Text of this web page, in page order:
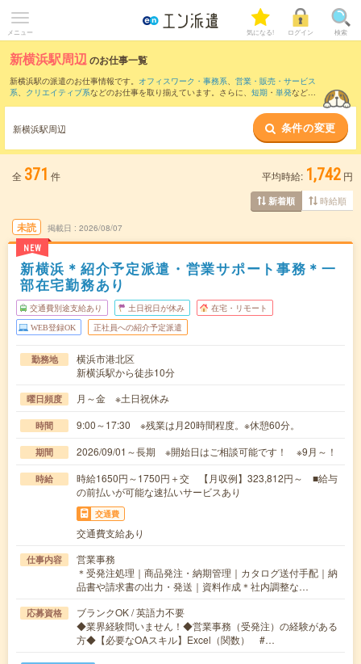
メニュー 気になる! ログイン 検索
新横浜駅周辺のお仕事一覧
新横浜駅の派遣のお仕事情報です。 オフィスワーク・事務系、 営業・販売・サービス
系、 クリエイティブ系などのお仕事を取り揃えています。さらに、 短期 ・ 単発などの
また、横浜駅・
など近隣駅のお仕事
もご確認いただけます。
新横浜駅周辺 条件の変更
全 371 件 平均時給: 1,742 円
新着順 時給順
未読
NEW
掲載日 2026/08/07
新横浜＊紹介予定派遣・営業サポート事務＊一
部在宅勤務あり
交通費別途支給あり 土日祝日が休み 在宅・リモート
WEB登録OK 正社員への紹介予定派遣
勤務地
横浜市港北区
新横浜駅から徒歩10分
曜日頻度 月～金 ※土日祝休み
時間 9:00～17:30 ※残業は月20時間程度。※休憩60分。
期間 2026/09/01～長期 ※開始日はご相談可能です！ ※9月～！
時給
時給1650円～1750円＋交 【月収例】323,812円～ ■給与
の前払いが可能な速払いサービスあり
交通費
交通費支給あり
仕事内容
営業事務
＊受発注処理｜商品発注・納期管理｜カタログ送付手配｜納
品書や請求書の出力・発送｜資料作成＊社内調整な…
応募資格
ブランクOK / 英語力不要
◆業界経験問いません！◆営業事務（受発注）の経験がある
方◆【必要なOAスキル】Excel（関数） #…